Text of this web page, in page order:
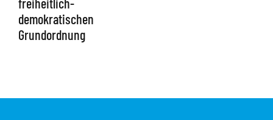
demokratischen
Grundordnung